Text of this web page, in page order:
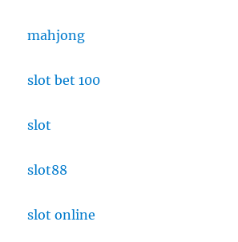
mahjong
slot bet 100
slot
slot88
slot online